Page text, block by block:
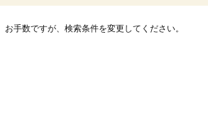
手数ですが、検索条件を変更してください。